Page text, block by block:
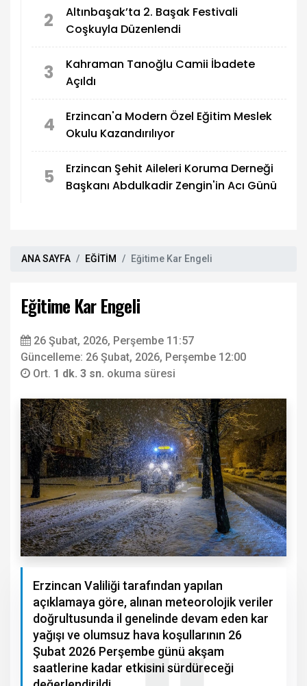
2
Altınbaşak’ta 2. Başak Festivali
Coşkuyla Düzenlendi
3
Kahraman Tanoğlu Camii İbadete
Açıldı
4
Erzincan'a Modern Özel Eğitim Meslek
Okulu Kazandırılıyor
5
Erzincan Şehit Aileleri Koruma Derneği
Başkanı Abdulkadir Zengin'in Acı Günü
ANA SAYFA EĞİTİM Eğitime Kar Engeli
Eğitime Kar Engeli
26 Şubat, 2026, Perşembe 11:57
Güncelleme: 26 Şubat, 2026, Perşembe 12:00
Ort. 1 dk. 3 sn. okuma süresi
Erzincan Valiliği tarafından yapılan
açıklamaya göre, alınan meteorolojik veriler
doğrultusunda il genelinde devam eden kar
yağışı ve olumsuz hava koşullarının 26
Şubat 2026 Perşembe günü akşam
saatlerine kadar etkisini sürdüreceği